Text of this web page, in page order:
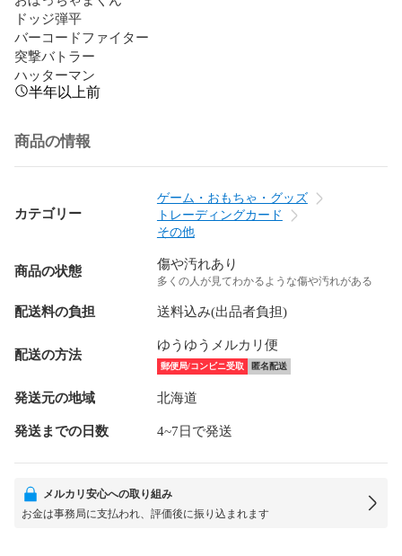
ドッジ弾平
バーコードファイター
突撃バトラー
ハッターマン
半年以上前
商品の情報
カテゴリー
ゲーム・おもちゃ・グッズ
トレーディングカード
その他
商品の状態 傷や汚れあり
多くの人が見てわかるような傷や汚れがある
配送料の負担 送料込み(出品者負担)
配送の方法
ゆうゆうメルカリ便
郵便局/コンビニ受取 匿名配送
発送元の地域 北海道
発送までの日数 4~7日で発送
メルカリ安心への取り組み
お金は事務局に支払われ、評価後に振り込まれます